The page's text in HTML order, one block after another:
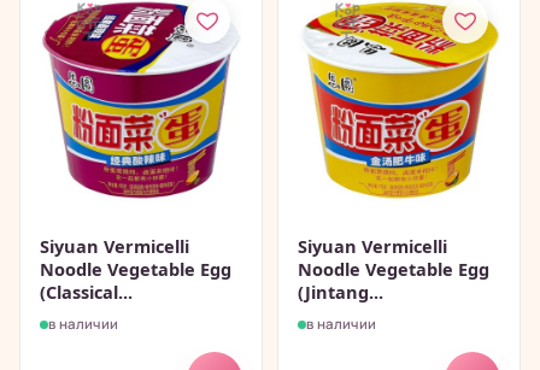
Siyuan Vermicelli
Noodle Vegetable Egg
(Classical...
в наличии
Siyuan Vermicelli
Noodle Vegetable Egg
(Jintang...
в наличии